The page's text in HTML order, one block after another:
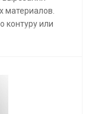
материалов.
контуру или
рекламной